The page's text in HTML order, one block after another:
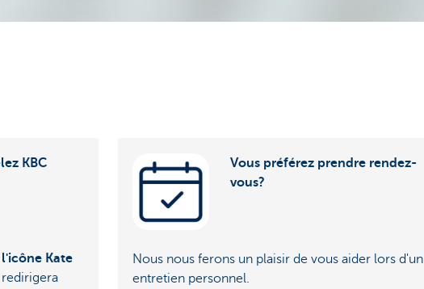
KBC
l'icône Kate
Vous préférez prendre rendez-
vous?
Nous nous ferons un plaisir de vous aider lors d'un
entretien personnel.